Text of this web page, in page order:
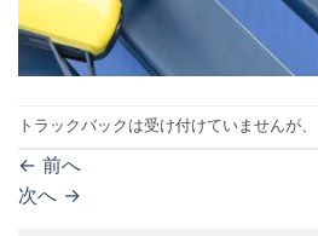
トラックバックは受け付けていませんが、
← 前へ
次へ →